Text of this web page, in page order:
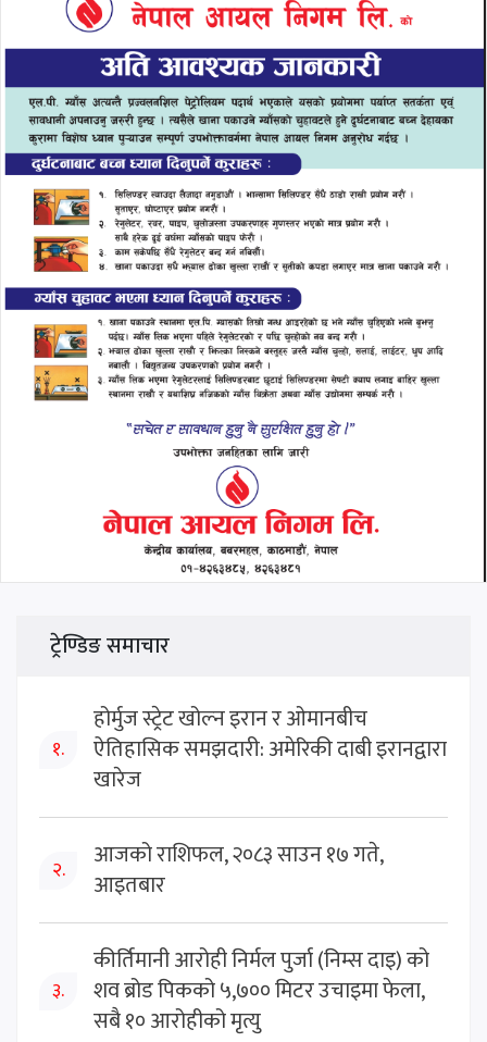
ट्रेण्डिङ समाचार
१.
होर्मुज स्ट्रेट खोल्न इरान र ओमानबीच
ऐतिहासिक समझदारी: अमेरिकी दाबी इरानद्वारा
खारेज
२.
आजको राशिफल, २०८३ साउन १७ गते,
आइतबार
३.
कीर्तिमानी आरोही निर्मल पुर्जा (निम्स दाइ) को
शव ब्रोड पिकको ५,७०० मिटर उचाइमा फेला,
सबै १० आरोहीको मृत्यु